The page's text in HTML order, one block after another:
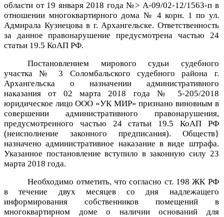
области от 19 января 2018 года №> А-09/02-12/1563-п в
отношении многоквартирного дома № 4 корн. 1 по ул.
Адмирала Кузнецова в г. Архангельске. Ответственность
за данное правонарушение предусмотрена частью 24
статьи 19.5 КоАП РФ.
Постановлением мирового судьи судебного
участка № 3 Соломбальского судебного района г.
Архангельска о назначении административного
наказания от 02 марта 2018 года № 5-205/2018
юридическое лицо ООО «УК МИР» признано виновным в
совершении административного правонарушения,
предусмотренного частью 24статьи 19.5 КоАП РФ
(неисполнение законного предписания). Обществ}
назначеноадминистративное наказание в виде штрафа.
Указанное постановление вступило в законную силу 23
марта 2018 года.
Необходимо отметить, что согласно ст. 198 ЖК РФ
в течение двух месяцев со дня надлежащего
информирования собственников помещений в
многоквартирном доме о наличии оснований для